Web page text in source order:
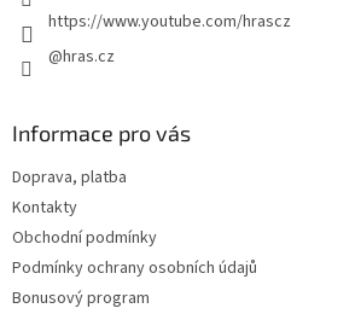
https://www.youtube.com/hrascz
@hras.cz
Informace pro vás
Doprava, platba
Kontakty
Obchodní podmínky
Podmínky ochrany osobních údajů
Bonusový program